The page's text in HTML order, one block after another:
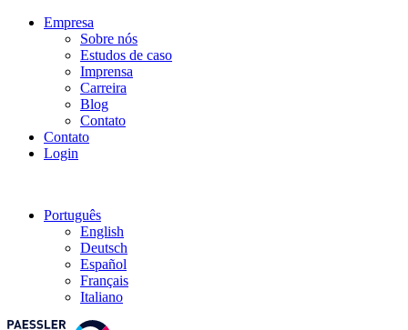
Empresa
Sobre nós
Estudos de caso
Imprensa
Carreira
Blog
Contato
Contato
Login
Português
English
Deutsch
Español
Français
Italiano